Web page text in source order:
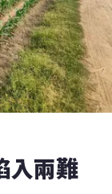
入兩難